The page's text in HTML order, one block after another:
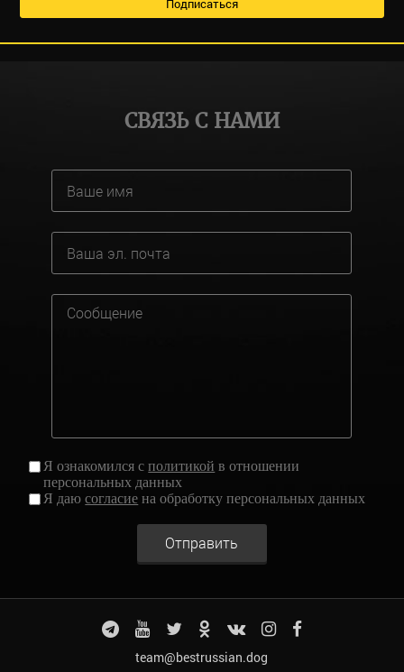
СВЯЗЬ С НАМИ
Я ознакомился сполитикой в отношении
персональных данных
Я даюсогласие на обработку персональных данных
Отправить
team@bestrussian.dog